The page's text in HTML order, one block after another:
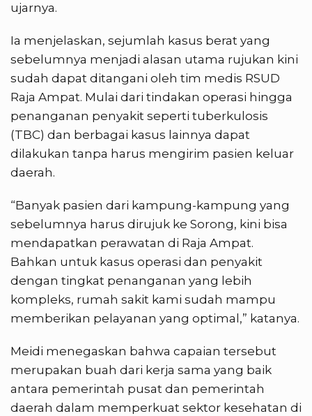
ujarnya.
Ia menjelaskan, sejumlah kasus berat yang
sebelumnya menjadi alasan utama rujukan kini
sudah dapat ditangani oleh tim medis RSUD
Raja Ampat. Mulai dari tindakan operasi hingga
penanganan penyakit seperti tuberkulosis
(TBC) dan berbagai kasus lainnya dapat
dilakukan tanpa harus mengirim pasien keluar
daerah.
“Banyak pasien dari kampung-kampung yang
sebelumnya harus dirujuk ke Sorong, kini bisa
mendapatkan perawatan di Raja Ampat.
Bahkan untuk kasus operasi dan penyakit
dengan tingkat penanganan yang lebih
kompleks, rumah sakit kami sudah mampu
memberikan pelayanan yang optimal,” katanya.
Meidi menegaskan bahwa capaian tersebut
merupakan buah dari kerja sama yang baik
antara pemerintah pusat dan pemerintah
daerah dalam memperkuat sektor kesehatan di